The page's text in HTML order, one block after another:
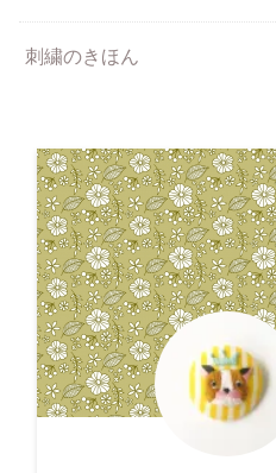
刺繍のきほん